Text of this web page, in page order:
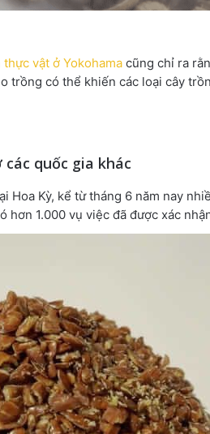
vật ở Yokohama cũng chỉ ra
trồng có thể khiến các loại cây
quốc gia khác
Kỳ, kể từ tháng 6 năm nay
1.000 vụ việc đã được xác